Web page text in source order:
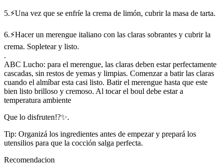
5.⚡Una vez que se enfríe la crema de limón, cubrir la masa de tarta.
6.⚡Hacer un merengue italiano con las claras sobrantes y cubrir la
crema. Sopletear y listo.
.
ABC Lucho: para el merengue, las claras deben estar perfectamente
cascadas, sin restos de yemas y limpias. Comenzar a batir las claras
cuando el almíbar esta casi listo. Batir el merengue hasta que este
bien listo brilloso y cremoso. Al tocar el boul debe estar a
temperatura ambiente
Que lo disfruten!?✨.
Tip: Organizá los ingredientes antes de empezar y prepará los
utensilios para que la cocción salga perfecta.
Recomendacion